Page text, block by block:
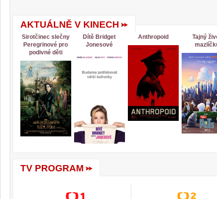
AKTUÁLNĚ V KINECH
Sirotčinec slečny
Peregrinové pro
podivné děti
Dítě Bridget
Jonesové
Anthropoid
Tajný
TV PROGRAM